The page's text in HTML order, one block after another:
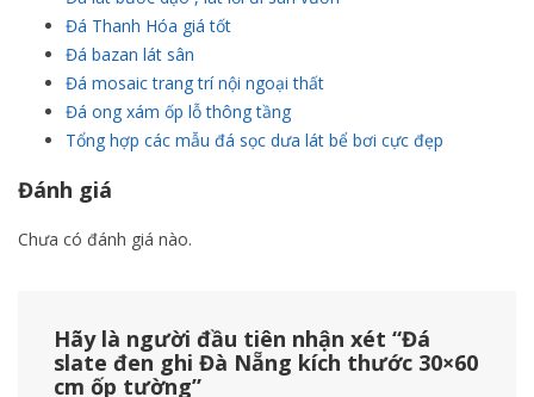
Đá Thanh Hóa giá tốt
Đá bazan lát sân
Đá mosaic trang trí nội ngoại thất
Đá ong xám ốp lỗ thông tầng
Tổng hợp các mẫu đá sọc dưa lát bể bơi cực đẹp
Đánh giá
Chưa có đánh giá nào.
Hãy là người đầu tiên nhận xét “Đá
slate đen ghi Đà Nẵng kích thước 30×60
cm ốp tường”